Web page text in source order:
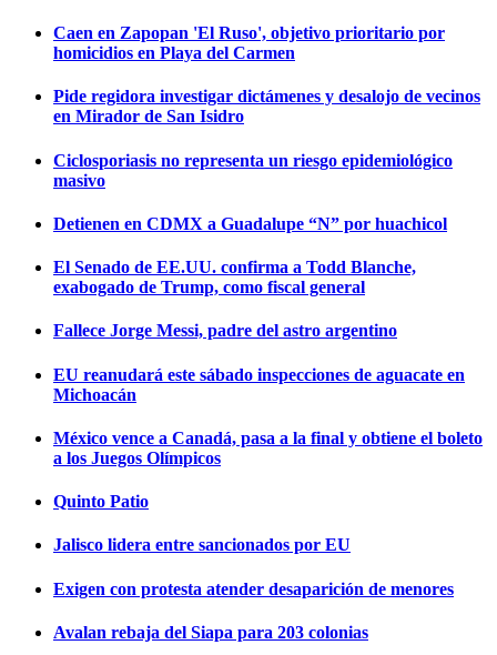
Caen en Zapopan 'El Ruso', objetivo prioritario por
homicidios en Playa del Carmen
Pide regidora investigar dictámenes y desalojo de vecinos
en Mirador de San Isidro
Ciclosporiasis no representa un riesgo epidemiológico
masivo
Detienen en CDMX a Guadalupe “N” por huachicol
El Senado de EE.UU. confirma a Todd Blanche,
exabogado de Trump, como fiscal general
Fallece Jorge Messi, padre del astro argentino
EU reanudará este sábado inspecciones de aguacate en
Michoacán
México vence a Canadá, pasa a la final y obtiene el boleto
a los Juegos Olímpicos
Quinto Patio
Jalisco lidera entre sancionados por EU
Exigen con protesta atender desaparición de menores
Avalan rebaja del Siapa para 203 colonias